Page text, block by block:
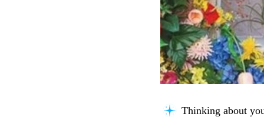
Connecting